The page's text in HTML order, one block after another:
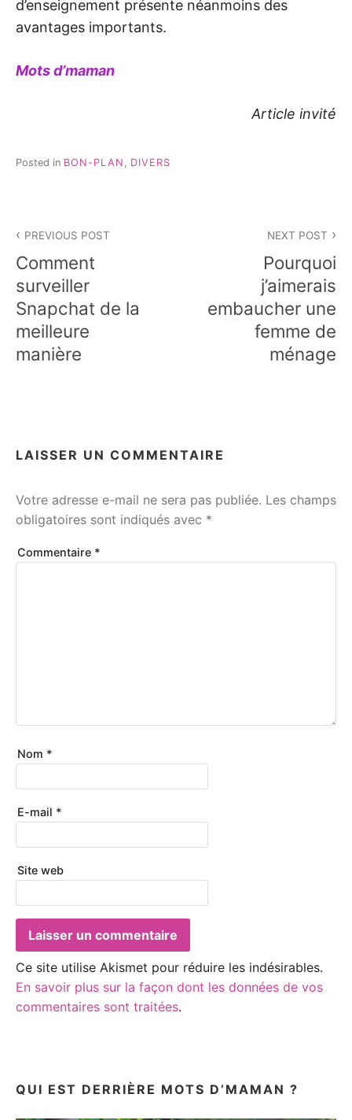
d’enseignement présente néanmoins des
avantages importants.
Mots d’maman
Article invité
Posted in BON-PLAN DIVERS
de
l’article
PREVIOUS POST
Comment
surveiller
Snapchat de la
meilleure
manière
NEXT POST
Pourquoi
j’aimerais
embaucher une
femme de
ménage
LAISSER UN COMMENTAIRE
Votre adresse e-mail ne sera pas publiée. Les champs
obligatoires sont indiqués avec *
Commentaire *
Nom *
E-mail *
Site web
Ce site utilise Akismet pour réduire les indésirables.
En savoir plus sur la façon dont les données de vos
commentaires sont traitées.
QUI EST DERRIÈRE MOTS D’MAMAN ?